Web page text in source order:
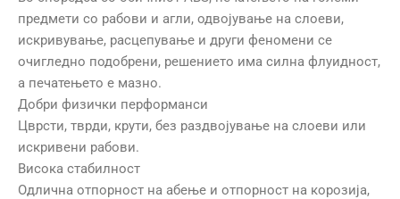
предмети со рабови и агли, одвојување на слоеви,
искривување, расцепување и други феномени се
очигледно подобрени, решението има силна флуидност,
а печатењето е мазно.
Добри физички перформанси
Цврсти, тврди, крути, без раздвојување на слоеви или
искривени рабови.
Висока стабилност
Одлична отпорност на абење и отпорност на корозија,